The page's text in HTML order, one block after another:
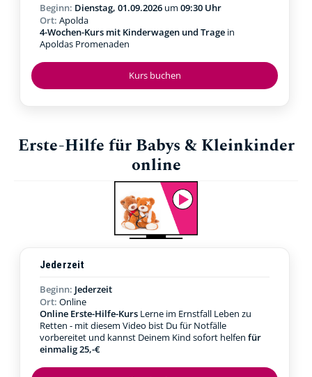
Kurs buchen
Beginn: Dienstag, 01.09.2026 um 09:30 Uhr
Ort: Apolda
4-Wochen-Kurs mit Kinderwagen und Trage in
Apoldas Promenaden
Erste-Hilfe für Babys & Kleinkinder
online
Jederzeit
Beginn: Jederzeit
Ort: Online
Online Erste-Hilfe-Kurs Lerne im Ernstfall Leben zu
Retten - mit diesem Video bist Du für Notfälle
vorbereitet und kannst Deinem Kind sofort helfen für
einmalig 25,-€